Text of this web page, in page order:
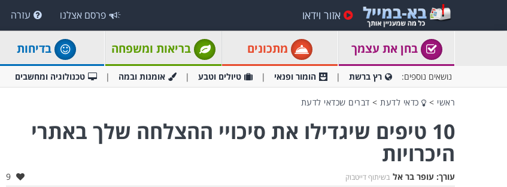
אזור וידאו פרסם אצלנו עזרה
בחן את עצמך מתכונים בריאות ומשפחה בדיחות
נושאים נוספים: רץ ברשת הומור ופנאי טיולים וטבע אומנות ובמה טכנולוגיה ומחשבים
ראשי > כדאי לדעת > דברים שכדאי לדעת
10 טיפים שיגדילו את סיכויי ההצלחה שלך באתרי
היכרויות
בשיתוף דייטבוק עורך: עופר בר אל אהבו:
9